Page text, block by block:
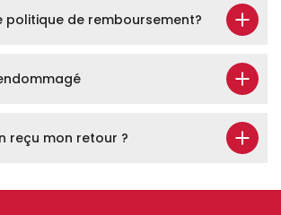
politique de remboursement?
reçu mon retour ?